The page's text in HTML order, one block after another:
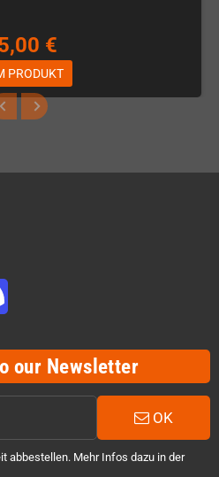
€
PRODUKT
our Newsletter
OK
abbestellen. Mehr Infos dazu in der